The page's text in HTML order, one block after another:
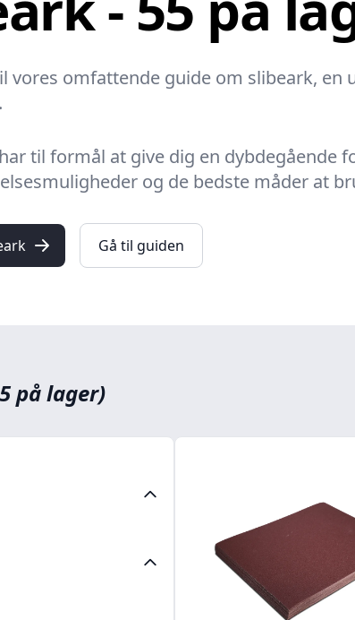
vores omfattende guide om slibeark,
til formål at give dig en dybdegående
og de bedste måder at
Gå til guiden
på lager)